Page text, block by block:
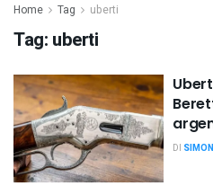
Home Tag uberti
Tag: uberti
DI